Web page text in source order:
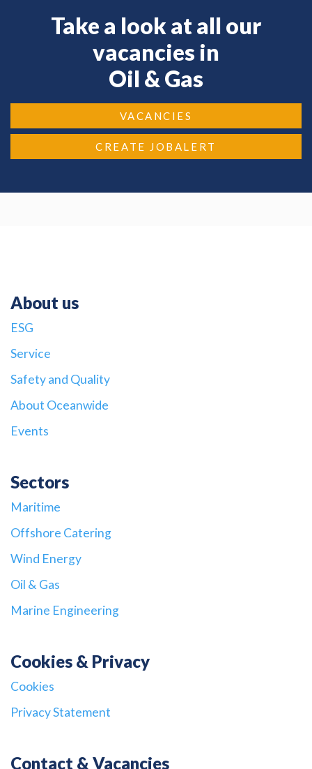
Take a look at all our
vacancies in
Oil & Gas
VACANCIES
CREATE JOBALERT
About us
ESG
Service
Safety and Quality
About Oceanwide
Events
Sectors
Maritime
Offshore Catering
Wind Energy
Oil & Gas
Marine Engineering
Cookies & Privacy
Cookies
Privacy Statement
Contact & Vacancies